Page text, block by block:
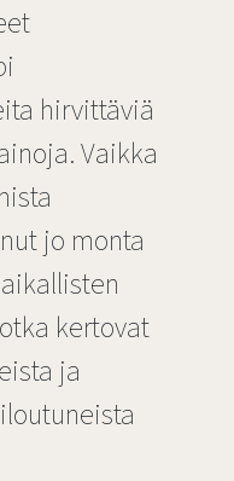
hirvittäviä
Vaikka
jo monta
kertovat
ja